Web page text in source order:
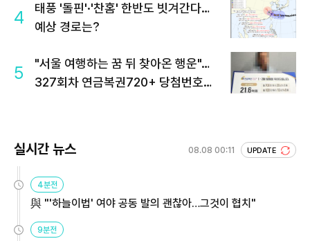
4
태풍 '돌핀'·'찬홈' 한반도 빗겨간다…
예상 경로는?
5
"서울 여행하는 꿈 뒤 찾아온 행운"…
327회차 연금복권720+ 당첨번호조
실시간 뉴스 08.08 00:11 UPDATE
4분전
與 "'하늘이법' 여야 공동 발의 괜찮아…그것이 협치"
9분전